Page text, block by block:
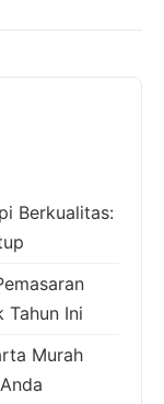
Berkualitas:
Tahun Ini
Murah